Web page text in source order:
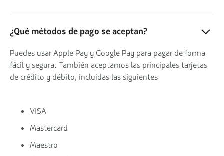
¿Qué métodos de pago se aceptan?
Puedes usar Apple Pay y Google Pay para pagar de forma
fácil y segura. También aceptamos las principales tarjetas
de crédito y débito, incluidas las siguientes:
VISA
Mastercard
Maestro